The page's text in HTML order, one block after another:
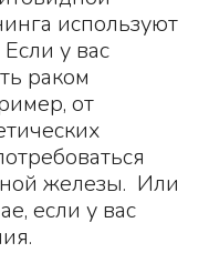
используют
у вас
раком
от
железы. Или
если у вас